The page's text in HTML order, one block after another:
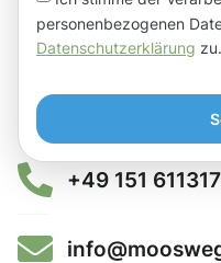
personenbezogenen
Datenschutzerklärung zu.
+49 151